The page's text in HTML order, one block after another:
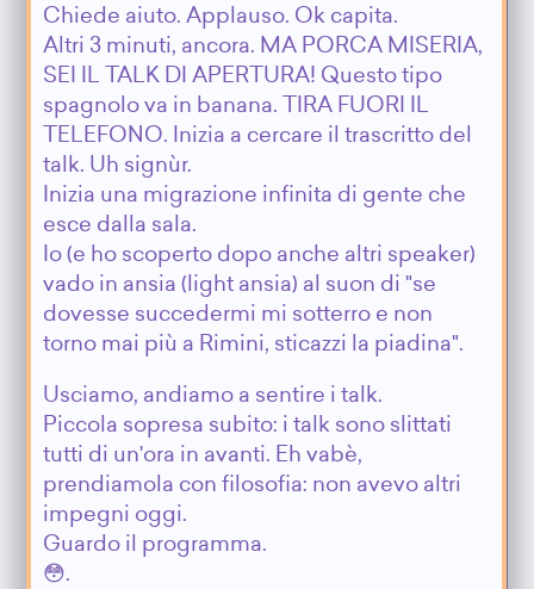
Chiede aiuto. Applauso. Ok capita.
Altri 3 minuti, ancora. MA PORCA MISERIA,
SEI IL TALK DI APERTURA! Questo tipo
spagnolo va in banana. TIRA FUORI IL
TELEFONO. Inizia a cercare il trascritto del
talk. Uh signùr.
Inizia una migrazione infinita di gente che
esce dalla sala.
Io (e ho scoperto dopo anche altri speaker)
vado in ansia (light ansia) al suon di "se
dovesse succedermi mi sotterro e non
torno mai più a Rimini, sticazzi la piadina".
Usciamo, andiamo a sentire i talk.
Piccola sopresa subito: i talk sono slittati
tutti di un'ora in avanti. Eh vabè,
prendiamola con filosofia: non avevo altri
impegni oggi.
Guardo il programma.
😳.